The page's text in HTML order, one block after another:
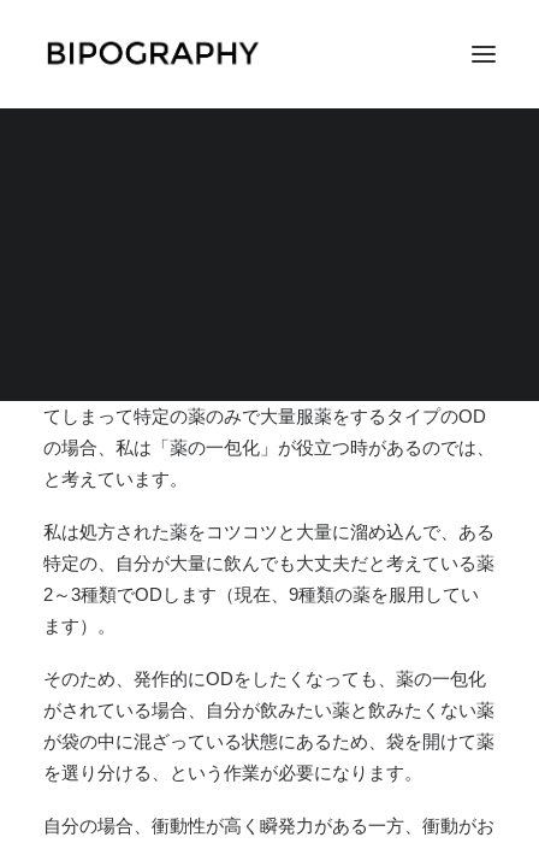
てしまって特定の薬のみで大量服薬をするタイプのOD
の場合、 私は「薬の一包化」が役立つ時があるのでは、
と考えています。
私は処方された薬をコツコツと大量に溜め込んで、ある
特定の、自分が大量に飲んでも大丈夫だと考えている薬
2～3種類でODします（現在、9種類の薬を服用してい
ます）。
そのため、発作的にODをしたくなっても、薬の一包化
がされている場合、自分が飲みたい薬と飲みたくない薬
が袋の中に混ざっている状態にあるため、袋を開けて薬
を選り分ける、という作業が必要になります。
自分の場合、衝動性が高く瞬発力がある一方、衝動がお